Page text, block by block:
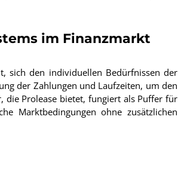
im Finanzmarkt
sich den individuellen Bedürfnissen der
der Zahlungen und Laufzeiten, um den
die Prolease bietet, fungiert als Puffer für
Marktbedingungen ohne zusätzlichen